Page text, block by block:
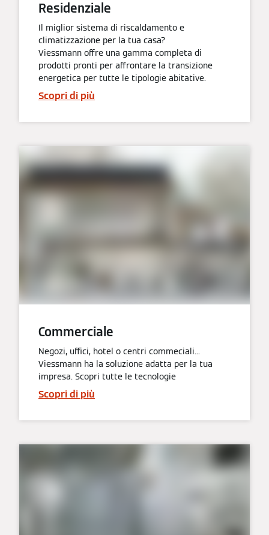
Residenziale
Il miglior sistema di riscaldamento e
climatizzazione per la tua casa?
Viessmann offre una gamma completa di
prodotti pronti per affrontare la transizione
energetica per tutte le tipologie abitative.
Scopri di più
Commerciale
Negozi, uffici, hotel o centri commeciali...
Viessmann ha la soluzione adatta per la tua
impresa. Scopri tutte le tecnologie
Scopri di più